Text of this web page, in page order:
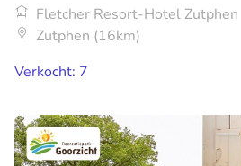
Fletcher Resort-Hotel Zutphen
Zutphen (16km)
Verkocht: 7